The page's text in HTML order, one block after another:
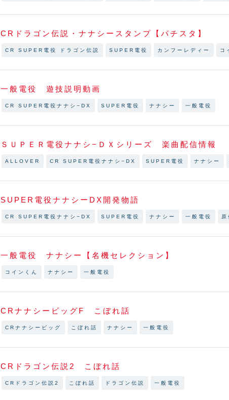
CRドラゴン伝説・ナナシースタンプ【パチスタ】
CR SUPER電役 ドラゴン伝説 SUPER電役 カンフーレディー コ
一般電役 遊技説明動画
CR SUPER電役ナナシ−DX SUPER電役 ナナシー 一般電役
ＳＵＰＥＲ電役ナナシ−ＤＸシリーズ 楽曲配信情報
ALLOVER CR SUPER電役ナナシ−DX SUPER電役 ナナシー
SUPER電役ナナシーDX開発物語
CR SUPER電役ナナシ−DX SUPER電役 ナナシー 一般電役 原
一般電役 ナナシー【名機セレクション】
コインくん ナナシー 一般電役
CRナナシービッグF こぼれ話
CRナナシービッグ こぼれ話 ナナシー 一般電役
CRドラゴン伝説2 こぼれ話
CRドラゴン伝説2 こぼれ話 ドラゴン伝説 一般電役